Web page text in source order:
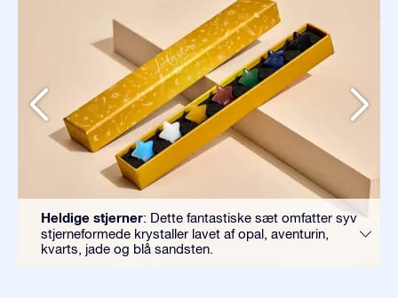
Heldige stjerner: Dette fantastiske sæt omfatter syv
stjerneformede krystaller lavet af opal, aventurin,
kvarts, jade og blå sandsten.